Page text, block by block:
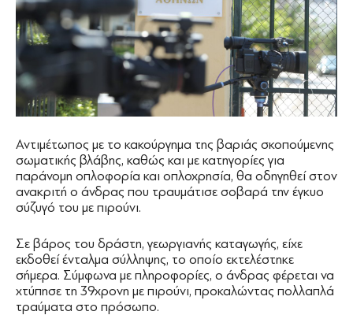
Αντιμέτωπος με το κακούργημα της βαριάς σκοπούμενης
σωματικής βλάβης, καθώς και με κατηγορίες για
παράνομη οπλοφορία και οπλοχρησία, θα οδηγηθεί στον
ανακριτή ο άνδρας που τραυμάτισε σοβαρά την έγκυο
σύζυγό του με πιρούνι.
Σε βάρος του δράστη, γεωργιανής καταγωγής, είχε
εκδοθεί ένταλμα σύλληψης, το οποίο εκτελέστηκε
σήμερα. Σύμφωνα με πληροφορίες, ο άνδρας φέρεται να
χτύπησε τη 39χρονη με πιρούνι, προκαλώντας πολλαπλά
τραύματα στο πρόσωπο.